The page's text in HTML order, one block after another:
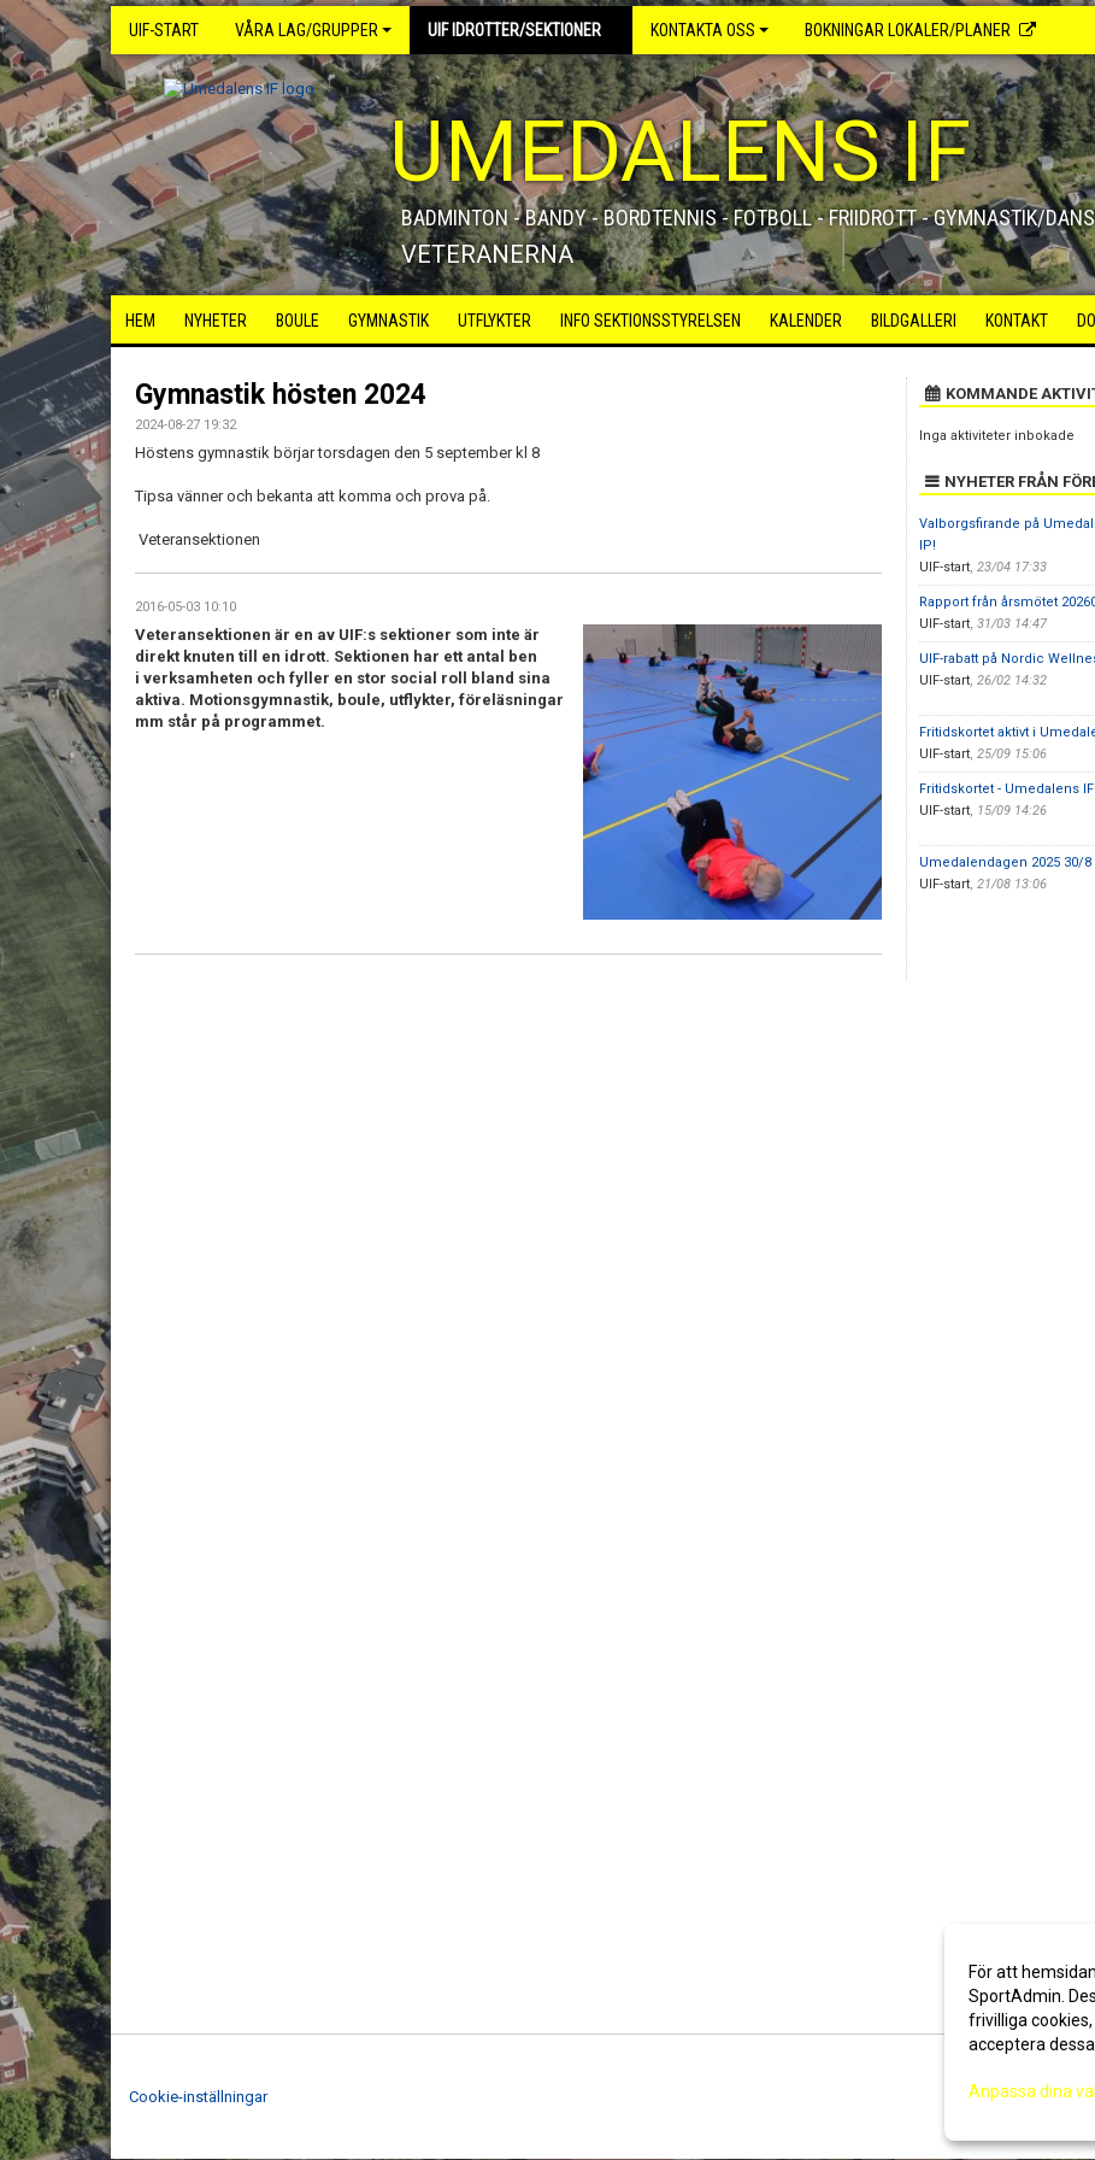
UIF-START VÅRA LAG/GRUPPER UIF IDROTTER/SEKTIONER KONTAKTA OSS BOKNINGAR LOKALER/PLANER
UMEDALENS IF
BADMINTON - BANDY - BORDTENNIS - FOTBOLL - FRIIDROTT - GYMNASTIK/
VETERANERNA
HEM NYHETER BOULE GYMNASTIK UTFLYKTER INFO SEKTIONSSTYRELSEN KALENDER BILDGALLERI KONTAKT
Gymnastik hösten 2024
2024-08-27 19:32
Höstens gymnastik börjar torsdagen den 5 september kl 8
Tipsa vänner och bekanta att komma och prova på.
Veteransektionen
2016-05-03 10:10
Veteransektionen är en av UIF:s sektioner som inte är
direkt knuten till en idrott. Sektionen har ett antal ben
i verksamheten och fyller en stor social roll bland sina
aktiva. Motionsgymnastik, boule, utflykter, föreläsningar
mm står på programmet.
KOMMANDE
Inga aktiviteter inbokade
NYHETER FRÅN
Valborgsfirande på
IP!
UIF-start, 23/04 17:33
Rapport från årsmötet
UIF-start, 31/03 14:47
UIF-rabatt på Nordic
UIF-start, 26/02 14:32
Fritidskortet aktivt i
UIF-start, 25/09 15:06
Fritidskortet - Umedalens IF!
UIF-start, 15/09 14:26
Umedalendagen 2025 30/8
UIF-start, 21/08 13:06
Cookie-inställningar
För att
SportAdmin.
frivilliga
acceptera dessa.
Anpassa dina val